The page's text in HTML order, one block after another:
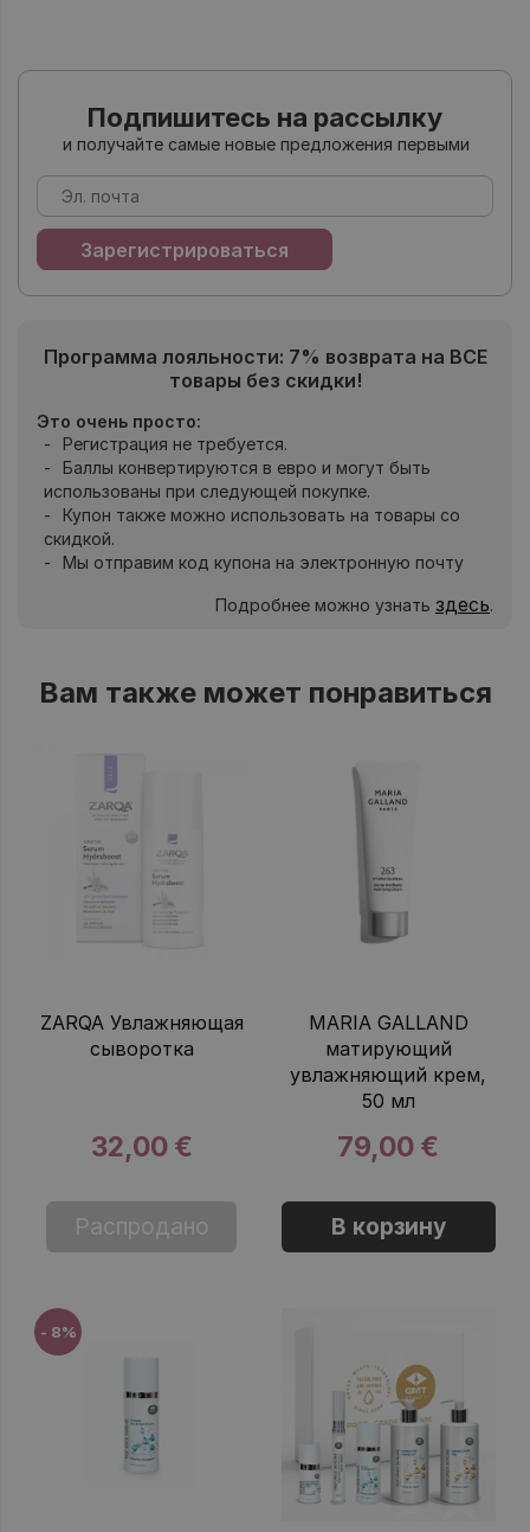
Подпишитесь на рассылку
и получайте самые новые предложения первыми
Программа лояльности: 7% возврата на ВСЕ
товары без скидки!
Это очень просто:
Регистрация не требуется.
Баллы конвертируются в евро и могут быть
использованы при следующей покупке.
Купон также можно использовать на товары со
скидкой.
Мы отправим код купона на электронную почту
Подробнее можно узнать здесь.
Вам также может понравиться
ZARQA Увлажняющая
сыворотка
32,00 €
Распродано
MARIA GALLAND
матирующий
увлажняющий крем,
50 мл
79,00 €
В корзину
- 8%